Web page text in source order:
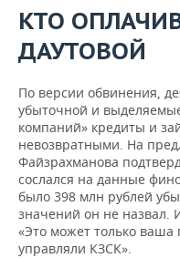
КТО
ДАУТОВОЙ
По версии обвинения,
убыточной и
компаний» кредиты и
невозвратными. На
Файзрахманова
сослался на данные
было 398 млн рублей
значений он не назвал.
«Это может только
управляли КЗСК».